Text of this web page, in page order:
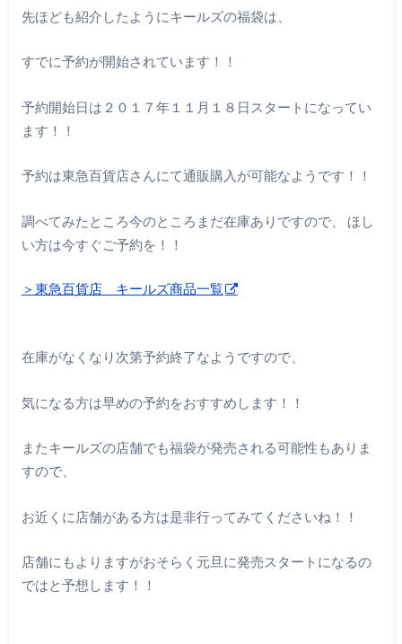
先ほども紹介したようにキールズの福袋は、
すでに予約が開始されています！！
予約開始日は２０１７年１１月１８日スタートになってい
ます！！
予約は東急百貨店さんにて通販購入が可能なようです！！
調べてみたところ今のところまだ在庫ありですので、 ほし
い方は今すぐご予約を！！
＞東急百貨店 キールズ商品一覧
在庫がなくなり次第予約終了なようですので、
気になる方は早めの予約をおすすめします！！
またキールズの店舗でも福袋が発売される可能性もありま
すので、
お近くに店舗がある方は是非行ってみてくださいね！！
店舗にもよりますがおそらく元旦に発売スタートになるの
ではと予想します！！